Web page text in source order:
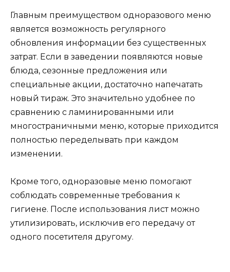
Главным преимуществом одноразового меню
является возможность регулярного
обновления информации без существенных
затрат. Если в заведении появляются новые
блюда, сезонные предложения или
специальные акции, достаточно напечатать
новый тираж. Это значительно удобнее по
сравнению с ламинированными или
многостраничными меню, которые приходится
полностью переделывать при каждом
изменении.
Кроме того, одноразовые меню помогают
соблюдать современные требования к
гигиене. После использования лист можно
утилизировать, исключив его передачу от
одного посетителя другому.